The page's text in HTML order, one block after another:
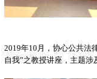
2019年10月，协心公共法
自我”之教授讲座，主题